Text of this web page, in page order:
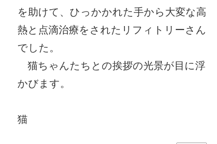
を助けて、ひっかかれた手から大変な高
熱と点滴治療をされたリフィトリーさん
でした。
猫ちゃんたちとの挨拶の光景が目に浮
かびます。
猫